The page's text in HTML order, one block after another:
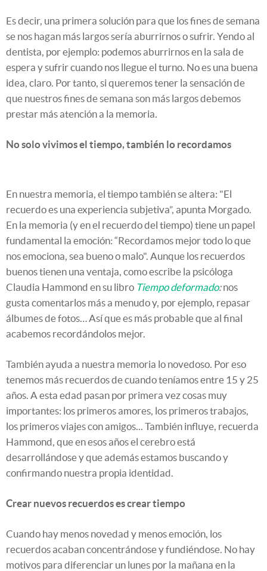
Es decir, una primera solución para que los fines de semana
se nos hagan más largos sería aburrirnos o sufrir. Yendo al
dentista, por ejemplo: podemos aburrirnos en la sala de
espera y sufrir cuando nos llegue el turno. No es una buena
idea, claro. Por tanto, si queremos tener la sensación de
que nuestros fines de semana son más largos debemos
prestar más atención a la memoria.
No solo vivimos el tiempo, también lo recordamos
En nuestra memoria, el tiempo también se altera: "El
recuerdo es una experiencia subjetiva”, apunta Morgado.
En la memoria (y en el recuerdo del tiempo) tiene un papel
fundamental la emoción: “Recordamos mejor todo lo que
nos emociona, sea bueno o malo". Aunque los recuerdos
buenos tienen una ventaja, como escribe la psicóloga
Claudia Hammond en su libro Tiempo deformado:nos
gusta comentarlos más a menudo y, por ejemplo, repasar
álbumes de fotos… Así que es más probable que al final
acabemos recordándolos mejor.
También ayuda a nuestra memoria lo novedoso. Por eso
tenemos más recuerdos de cuando teníamos entre 15 y 25
años. A esta edad pasan por primera vez cosas muy
importantes: los primeros amores, los primeros trabajos,
los primeros viajes con amigos... También influye, recuerda
Hammond, que en esos años el cerebro está
desarrollándose y que además estamos buscando y
confirmando nuestra propia identidad.
Crear nuevos recuerdos es crear tiempo
Cuando hay menos novedad y menos emoción, los
recuerdos acaban concentrándose y fundiéndose. No hay
motivos para diferenciar un lunes por la mañana en la